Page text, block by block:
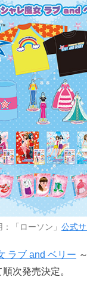
：「ローソン」 公式
ラブ and ベリー
次発売決定。